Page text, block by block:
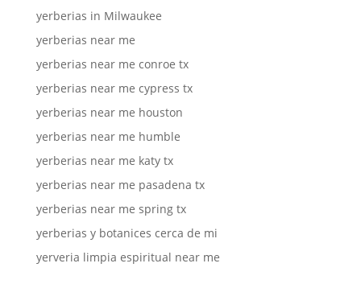
yerberias in Milwaukee
yerberias near me
yerberias near me conroe tx
yerberias near me cypress tx
yerberias near me houston
yerberias near me humble
yerberias near me katy tx
yerberias near me pasadena tx
yerberias near me spring tx
yerberias y botanices cerca de mi
yerveria limpia espiritual near me